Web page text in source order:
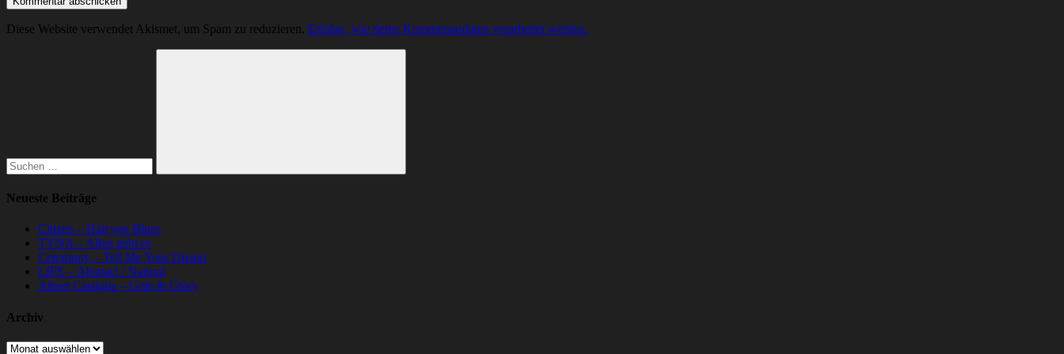
Diese Website verwendet Akismet, um Spam zu reduzieren. Erfahre, wie deine Kommentardaten verarbeitet werden.
Suchen
Neueste Beiträge
Citizen – Halcyon Blues
TYNA – Allen geht es
Ceremony – Tell Me Your Dream
LIFE – Abstract / Natural
Albert Castiglia – Grits & Glory
Archiv
Archiv